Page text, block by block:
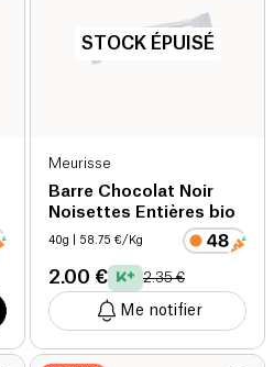
STOCK ÉPUISÉ
Meurisse
Barre Chocolat Noir
Noisettes Entières bio
40g | 58.75 €/Kg
2.00 € 2.35 €
Me notifier